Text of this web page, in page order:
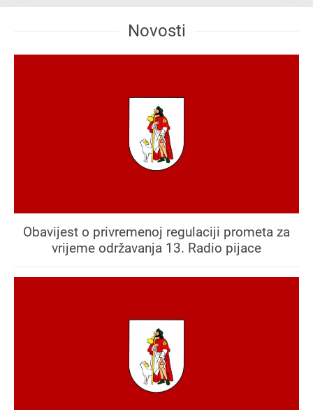
Novosti
Obavijest o privremenoj regulaciji prometa za
vrijeme održavanja 13. Radio pijace